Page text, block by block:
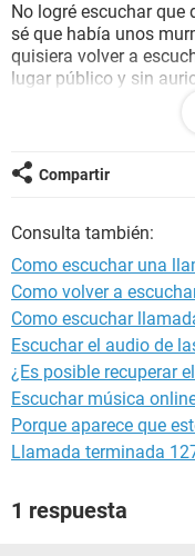
No logré escuchar que
sé que había unos
quisiera volver a
lugar público y sin
ser una amiga, pero
¿Hay alguna forma de
desconocido
crédito en mi celular y
no cargar crédito por
al WiFi que me
WhatsApp (no quería
y uno con el cual
Compartir
Consulta también:
Como escuchar una
Como volver a
Como escuchar
Escuchar el audio de
¿Es posible recuperar
Escuchar música
Porque aparece que
Llamada terminada
1 respuesta